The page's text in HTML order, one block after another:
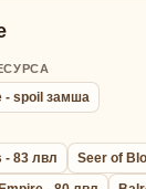
- spoil замша
- 83 лвл Seer of